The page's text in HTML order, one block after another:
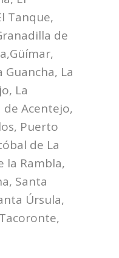
Tanque,
de
Guancha, La
La
de Acentejo,
Puerto
de La
la Rambla,
Santa
Úrsula,